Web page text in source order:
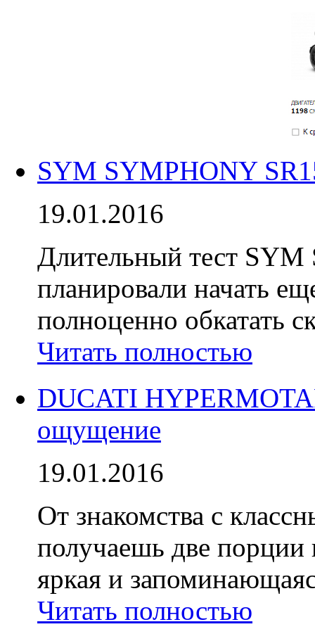
SYM SYMPHONY
19.01.2016
Длительный тест
планировали начать
полноценно обкатать
Читать полностью
DUCATI
ощущение
19.01.2016
От знакомства с
получаешь две порции
яркая и
Читать полностью